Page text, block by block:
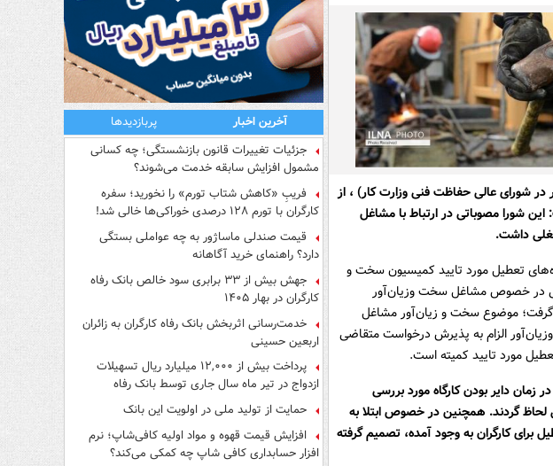
در شورای عالی حفاظت فنی وزارت کار) ، از
شورا مصوباتی در ارتباط با مشاغل
داشت.
تعطیل مورد تایید کمیسیون سخت و
در خصوص مشاغل سخت وزیان‌آور
گرفت؛ موضوع سخت و زیان‌آور مشاغل
الزام به پذیرش درخواست متقاضی
مورد تایید کمیته است.
زمان دایر بودن کارگاه مورد بررسی
لحاظ گردند. همچنین در خصوص ابتلا به
برای کارگران به وجود آمده، تصمیم گرفته
آخرین اخبار
پربازدیدها
جزئیات تغییرات قانون بازنشستگی؛ چه کسانی
مشمول افزایش سابقه خدمت می‌شوند؟
فریبِ «کاهش شتاب تورم» را نخورید؛ سفره
کارگران با تورم ۱۲۸ درصدی خوراکی‌ها خالی شد!
قیمت صندلی ماساژور به چه عواملی بستگی
دارد؟ راهنمای خرید آگاهانه
جهش بیش از ۳۳ برابری سود خالص بانک رفاه
کارگران در بهار ۱۴۰۵
خدمت‌رسانی اثربخش بانک رفاه کارگران به زائران
اربعین حسینی
پرداخت بیش از ۱۲,۰۰۰ میلیارد ریال تسهیلات
ازدواج در تیر ماه سال جاری توسط بانک رفاه
کارگران
حمایت از تولید ملی در اولویت این بانک
افزایش قیمت قهوه و مواد اولیه کافی‌شاپ؛ نرم
افزار حسابداری کافی شاپ چه کمکی می‌کند؟